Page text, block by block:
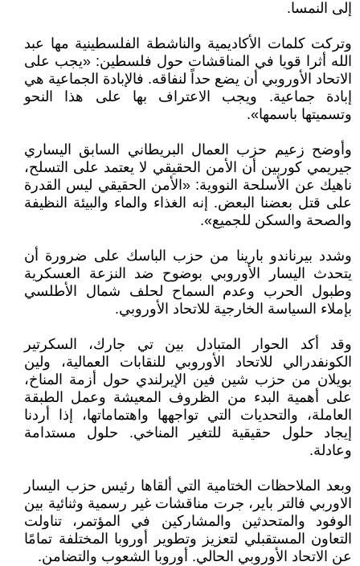
إلى النمسا.
وتركت كلمات الأكاديمية والناشطة الفلسطينية مها عبد
الله أثرا قويا في المناقشات حول فلسطين: «يجب على
الاتحاد الأوروبي أن يضع حداً لنفاقه. فالإبادة الجماعية هي
إبادة جماعية. ويجب الاعتراف بها على هذا النحو
وتسميتها باسمها».
وأوضح زعيم حزب العمال البريطاني السابق اليساري
جيريمي كوربين أن الأمن الحقيقي لا يعتمد على التسلح،
ناهيك عن الأسلحة النووية: «الأمن الحقيقي ليس القدرة
على قتل بعضنا البعض. إنه الغذاء والماء والبيئة النظيفة
والصحة والسكن للجميع».
وشدد بيرناندو بارينا من حزب الباسك على ضرورة أن
يتحدث اليسار الأوروبي بوضوح ضد النزعة العسكرية
وطبول الحرب وعدم السماح لحلف شمال الأطلسي
بإملاء السياسة الخارجية للاتحاد الأوروبي.
وقد أكد الحوار المتبادل بين تي جارك، السكرتير
الكونفدرالي للاتحاد الأوروبي للنقابات العمالية، ولين
بويلان من حزب شين فين الإيرلندي حول أزمة المناخ،
على أهمية البدء من الظروف المعيشة وعمل الطبقة
العاملة، والتحديات التي تواجهها واهتماماتها، إذا أردنا
إيجاد حلول حقيقية للتغير المناخي. حلول مستدامة
وعادلة.
وبعد الملاحظات الختامية التي ألقاها رئيس حزب اليسار
الاوربي فالتر باير، جرت مناقشات غير رسمية وثنائية بين
الوفود والمتحدثين والمشاركين في المؤتمر، تناولت
التعاون المستقبلي لتعزيز وتطوير أوروبا المختلفة تمامًا
عن الاتحاد الأوروبي الحالي. أوروبا الشعوب والتضامن.